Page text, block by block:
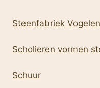
Steenfabriek
Scholieren vormen
Schuur